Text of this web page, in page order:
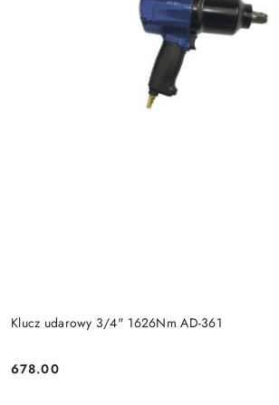
Klucz udarowy 3/4" 1626Nm AD-361
Cena:
678.00